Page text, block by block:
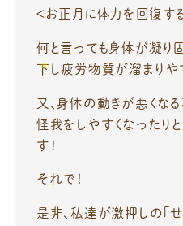
＜お正月に体力を回復する
何と言っても身体が凝り
下し疲労物質が溜まりや
又、身体の動きが悪くな
怪我をしやすくなったり
す！
それで！
是非、私達が激押しの「